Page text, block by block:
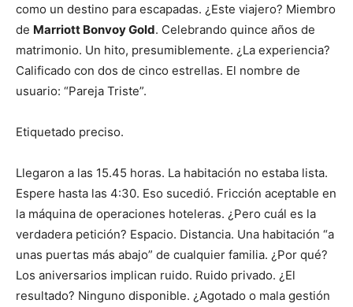
como un destino para escapadas. ¿Este viajero? Miembro
de Marriott Bonvoy Gold. Celebrando quince años de
matrimonio. Un hito, presumiblemente. ¿La experiencia?
Calificado con dos de cinco estrellas. El nombre de
usuario: “Pareja Triste”.
Etiquetado preciso.
Llegaron a las 15.45 horas. La habitación no estaba lista.
Espere hasta las 4:30. Eso sucedió. Fricción aceptable en
la máquina de operaciones hoteleras. ¿Pero cuál es la
verdadera petición? Espacio. Distancia. Una habitación “a
unas puertas más abajo” de cualquier familia. ¿Por qué?
Los aniversarios implican ruido. Ruido privado. ¿El
resultado? Ninguno disponible. ¿Agotado o mala gestión